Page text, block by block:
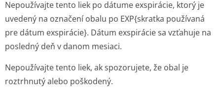
Nepoužívajte tento liek po dátume exspirácie, ktorý je
uvedený na označení obalu po EXP{skratka používaná
pre dátum exspirácie}. Dátum exspirácie sa vzťahuje na
posledný deň v danom mesiaci.
Nepoužívajte tento liek, ak spozorujete, že obal je
roztrhnutý alebo poškodený.